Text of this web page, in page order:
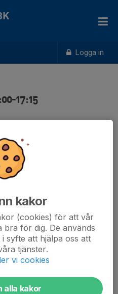
Logga in
17:15
kakor
(cookies) för att vår
bra för dig. De används
syfte att hjälpa oss att
tjänster.
vi cookies
alla kakor